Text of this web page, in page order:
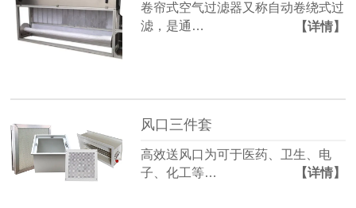
卷帘式空气过滤器又称自动卷绕式过
滤，是通…
【详情】
风口三件套
高效送风口为可于医药、卫生、电
子、化工等…
【详情】